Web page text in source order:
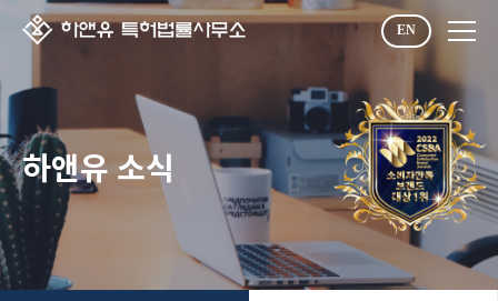
EN
하앤유 소식